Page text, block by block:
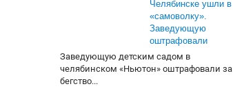
Челябинске ушли в
«самоволку».
Заведующую
оштрафовали
Заведующую детским садом в
челябинском «Ньютон» оштрафовали за
бегство...